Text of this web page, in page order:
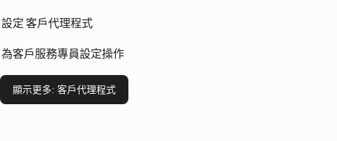
設定 客戶代理程式
為客戶服務專員設定操作
顯示更多: 客戶代理程式